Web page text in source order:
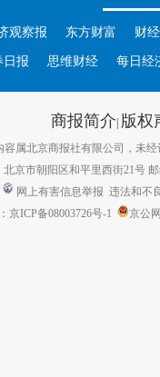
观察报 东方财富 财
日报 思维财经 每日经
商报简介| 版权
容属北京商报社有限公司，未经
京市朝阳区和平里西街21号
网上有害信息举报 违法和不
京ICP备08003726号-1
京公